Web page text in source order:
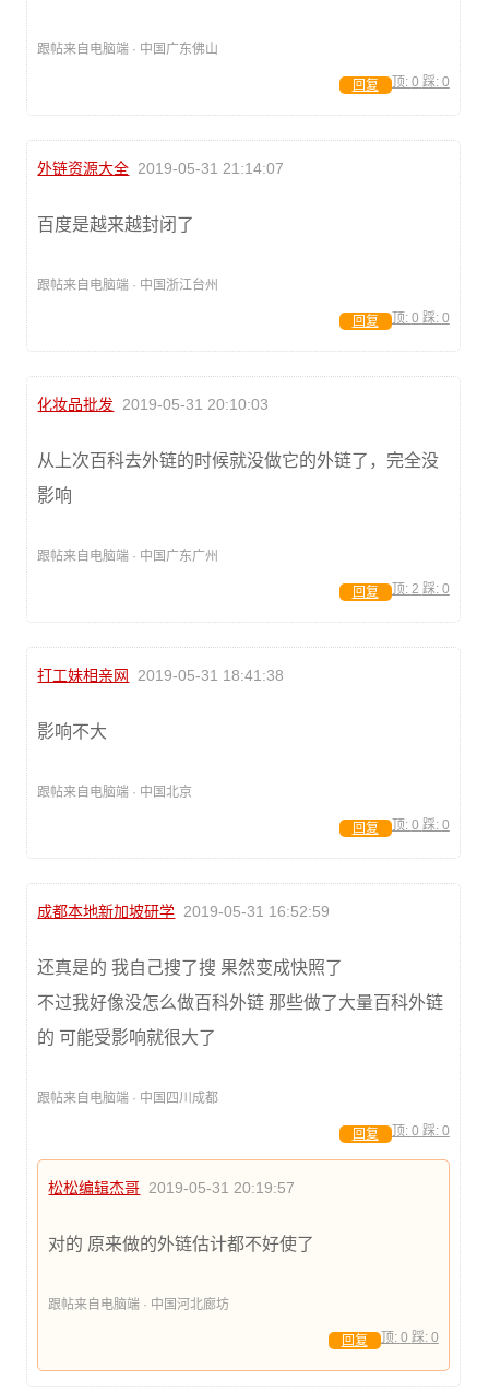
跟帖来自电脑端 · 中国广东佛山
顶: 0 踩: 0
回复
外链资源大全 2019-05-31 21:14:07
百度是越来越封闭了
跟帖来自电脑端 · 中国浙江台州
顶: 0 踩: 0
回复
化妆品批发 2019-05-31 20:10:03
从上次百科去外链的时候就没做它的外链了，完全没
影响
跟帖来自电脑端 · 中国广东广州
顶: 2 踩: 0
回复
打工妹相亲网 2019-05-31 18:41:38
影响不大
跟帖来自电脑端 · 中国北京
顶: 0 踩: 0
回复
成都本地新加坡研学 2019-05-31 16:52:59
还真是的 我自己搜了搜 果然变成快照了
不过我好像没怎么做百科外链 那些做了大量百科外链
的 可能受影响就很大了
跟帖来自电脑端 · 中国四川成都
顶: 0 踩: 0
回复
松松编辑杰哥 2019-05-31 20:19:57
对的 原来做的外链估计都不好使了
跟帖来自电脑端 · 中国河北廊坊
顶: 0 踩: 0
回复